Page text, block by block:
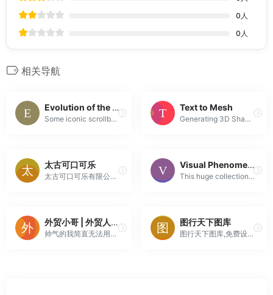
0 人
0 人
相关导航
Evolution of the Scrollbar
Some iconic scrollbars recreated as faithfully as possible.
Text to Mesh
Generating 3D Shapes from Text
太古可口可乐
太古可口可乐有限公司是可口可乐公司全球销量第五大的装瓶伙伴，于香港、台湾、中国内地和美国西部广泛地区拥有生产、推广及经销可口可乐公司产品的专营权。
Visual Phenomena & Optical Illusions
This huge collection of non-scary optical illusions and fascinating visual phenomena emphasizes interactive exploration, beauty, and scientific explan...
外贸小哥 | 外贸人工具网
帅气的我简直无法用语言描述！
图行天下图库
图行天下图库,免费设计素材共享下载平台。提供海量免费素材,摄影作品,设计素材,视频素材,ppt模板,PSD源文件,矢量图,AI,CDR,EPS等多种高清图片素材免费下载，图行天下中国素材共享平台